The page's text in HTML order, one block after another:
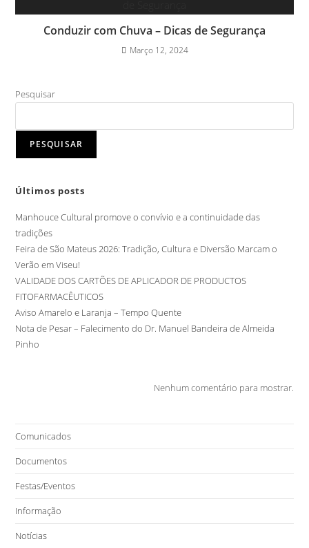
Conduzir com Chuva – Dicas de Segurança
Março 12, 2024
Pesquisar
PESQUISAR
Últimos posts
Manhouce Cultural promove o convívio e a continuidade das
tradições
Feira de São Mateus 2026: Tradição, Cultura e Diversão Marcam o
Verão em Viseu!
VALIDADE DOS CARTÕES DE APLICADOR DE PRODUCTOS
FITOFARMACÊUTICOS
Aviso Amarelo e Laranja – Tempo Quente
Nota de Pesar – Falecimento do Dr. Manuel Bandeira de Almeida
Pinho
Nenhum comentário para mostrar.
Comunicados
Documentos
Festas/Eventos
Informação
Notícias